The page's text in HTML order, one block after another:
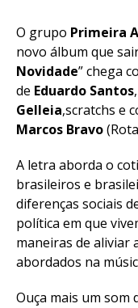
O grupo Primeira
novo álbum que
Novidade” chega
de Eduardo Santos
Gelleia,scratchs e
Marcos Bravo
A letra aborda o
brasileiros e
diferenças sociais
política em que
maneiras de aliviar
abordados na
Ouça mais um som